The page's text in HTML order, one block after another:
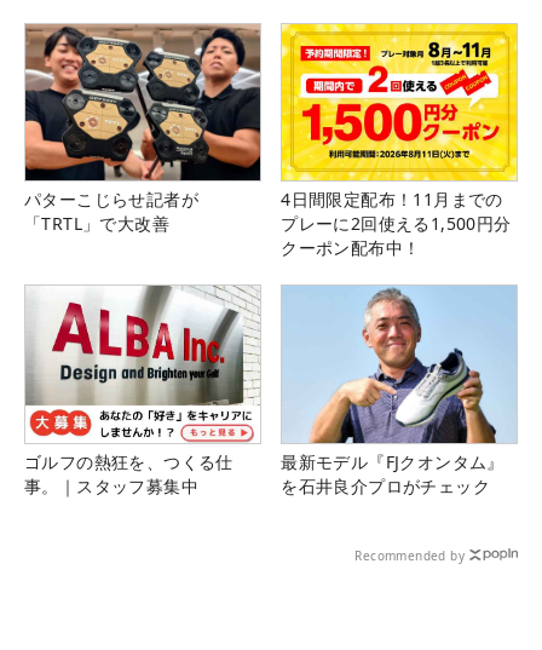
パターこじらせ記者が
「TRTL」で大改善
4日間限定配布！11月までの
プレーに2回使える1,500円分
クーポン配布中！
ゴルフの熱狂を、つくる仕
事。｜スタッフ募集中
最新モデル『FJクオンタム』
を石井良介プロがチェック
Recommended by